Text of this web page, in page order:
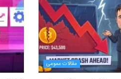
مقالات عمومی